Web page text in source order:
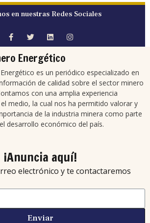
en nuestras Redes Sociales
Energético
es un periódico especializado en
de calidad sobre el sector minero
con una amplia experiencia
medio, la cual nos ha permitido valorar y
de la industria minera como parte
desarrollo económico del país.
¡Anuncia aquí!
electrónico y te contactaremos
Enviar